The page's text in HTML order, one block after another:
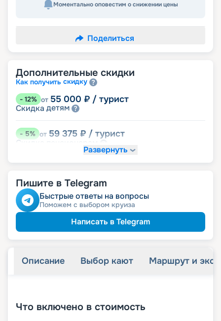
Моментально оповестим о снижении цены
Поделиться
Дополнительные скидки
Как получить скидку
- 12% от 55 000 ₽ / турист
Скидка детям
-5% от 59 375 ₽ / турист
Скидка
Скидка на юбилей свадьбы, кратный 5-ти
Развернуть
Пишите в Telegram
Быстрые ответы на вопросы
Поможем с выбором круиза
Написать в Telegram
Описание Выбор кают Маршрут и
Что включено в стоимость